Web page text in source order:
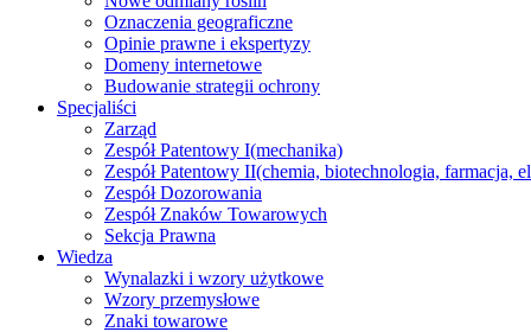
Oznaczenia geograficzne
Opinie prawne i ekspertyzy
Domeny internetowe
Budowanie strategii ochrony
Specjaliści
Zarząd
Zespół Patentowy I(mechanika)
Zespół Patentowy II(chemia, biotechnologia, farmacja,
Zespół Dozorowania
Zespół Znaków Towarowych
Sekcja Prawna
Wiedza
Wynalazki i wzory użytkowe
Wzory przemysłowe
Znaki towarowe